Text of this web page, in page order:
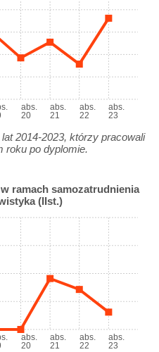
abs.
20
abs.
21
abs.
22
abs.
23
2014-2023, którzy pracowali
roku po dyplomie.
ramach samozatrudnienia
(IIst.)
abs.
20
abs.
21
abs.
22
abs.
23